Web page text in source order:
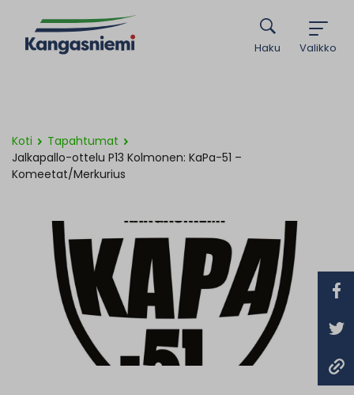
Valikko
Haku
Koti
Tapahtumat
Jalkapallo-ottelu P13 Kolmonen: KaPa-51 –
Komeetat/Merkurius